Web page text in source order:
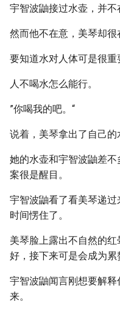
宇智波鼬接过水壶，并不
然而他不在意，美琴却很
要知道水对人体可是很重
人不喝水怎么能行。
”你喝我的吧。“
说着，美琴拿出了自己的
她的水壶和宇智波鼬差
案很是醒目。
宇智波鼬看了看美琴递
时间愣住了。
美琴脸上露出不自然的
好，接下来可是会成为累
宇智波鼬闻言刚想要解
来。